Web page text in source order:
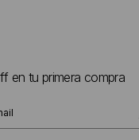
en tu primera compra
exitosamente!